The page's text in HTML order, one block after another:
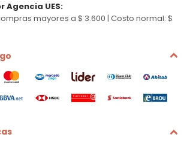
Agencia UES:
mayores a $ 3.600 | Costo normal: $